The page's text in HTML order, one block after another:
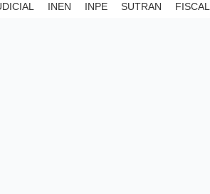
INEN INPE SUTRAN